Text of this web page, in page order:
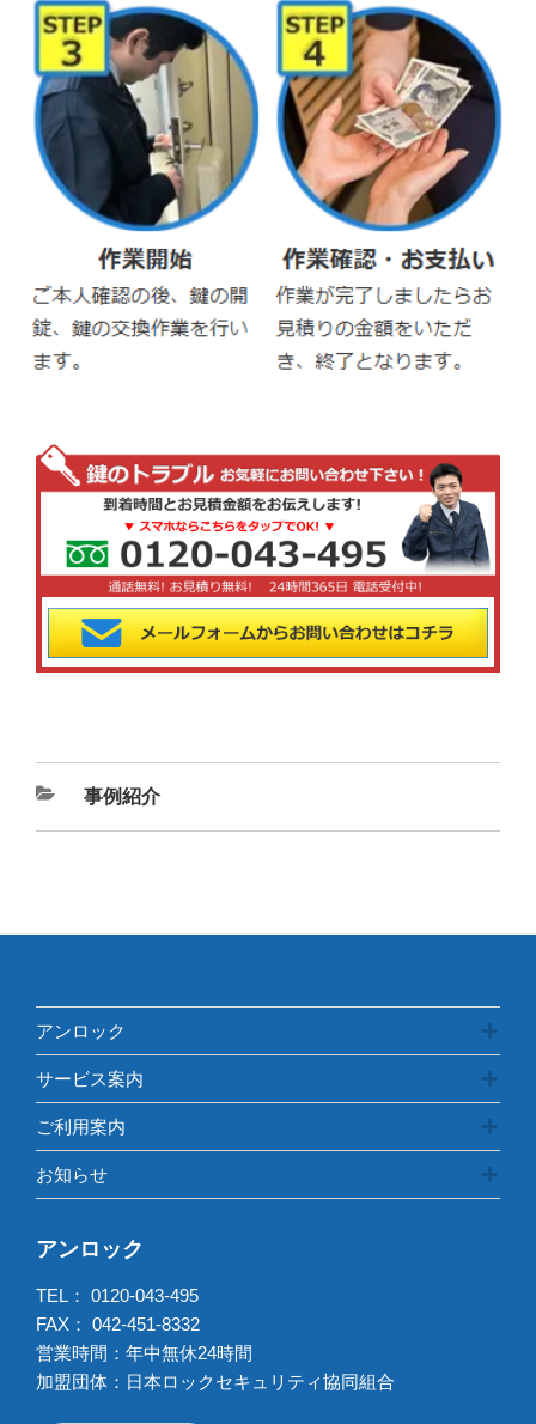
カ
テ
事例紹介
アンロック
サービス案内
ご利用案内
お知らせ
アンロック
TEL： 0120-043-495
FAX： 042-451-8332
営業時間：年中無休24時間
加盟団体：日本ロックセキュリティ協同組合